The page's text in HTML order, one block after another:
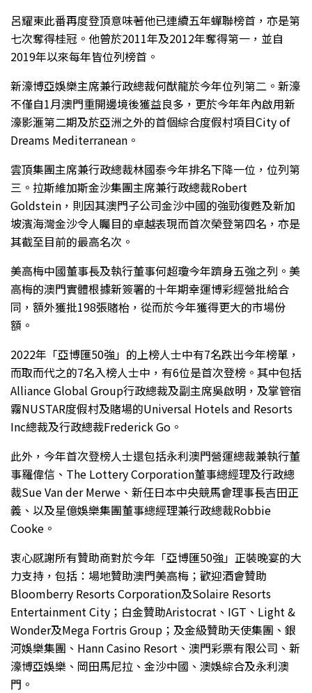
呂耀東此番再度登頂意味著他已連續五年蟬聯榜首，亦是第
七次奪得桂冠。他曾於2011年及2012年奪得第一，並自
2019年以來每年皆位列榜首。
新濠博亞娛樂主席兼行政總裁何猷龍於今年位列第二。新濠
不僅自1月澳門重開邊境後獲益良多，更於今年年內啟用新
濠影滙第二期及於亞洲之外的首個綜合度假村項目City of
Dreams Mediterranean。
雲頂集團主席兼行政總裁林國泰今年排名下降一位，位列第
三。拉斯維加斯金沙集團主席兼行政總裁Robert
Goldstein，則因其澳門子公司金沙中國的強勁復甦及新加
坡濱海灣金沙令人矚目的卓越表現而首次榮登第四名，亦是
其截至目前的最高名次。
美高梅中國董事長及執行董事何超瓊今年躋身五強之列。美
高梅的澳門實體根據新簽署的十年期幸運博彩經營批給合
同，額外獲批198張賭枱，從而於今年獲得更大的市場份
額。
2022年「亞博匯50強」的上榜人士中有7名跌出今年榜單，
而取而代之的7名入榜人士中，有6位是首次登榜。其中包括
Alliance Global Group行政總裁及副主席吳啟明，及掌管宿
霧NUSTAR度假村及賭場的Universal Hotels and Resorts
Inc總裁及行政總裁Frederick Go。
此外，今年首次登榜人士還包括永利澳門營運總裁兼執行董
事羅偉信、The Lottery Corporation董事總經理及行政總
裁Sue Van der Merwe、新任日本中央競馬會理事長吉田正
義、以及星億娛樂集團董事總經理兼行政總裁Robbie
Cooke。
衷心感謝所有贊助商對於今年「亞博匯50強」正裝晚宴的大
力支持，包括：場地贊助澳門美高梅；歡迎酒會贊助
Bloomberry Resorts Corporation及Solaire Resorts
Entertainment City；白金贊助Aristocrat、IGT、Light &
Wonder及Mega Fortris Group；及金級贊助天使集團、銀
河娛樂集團、Hann Casino Resort、澳門彩票有限公司、新
濠博亞娛樂、岡田馬尼拉、金沙中國、澳娛綜合及永利澳
門。